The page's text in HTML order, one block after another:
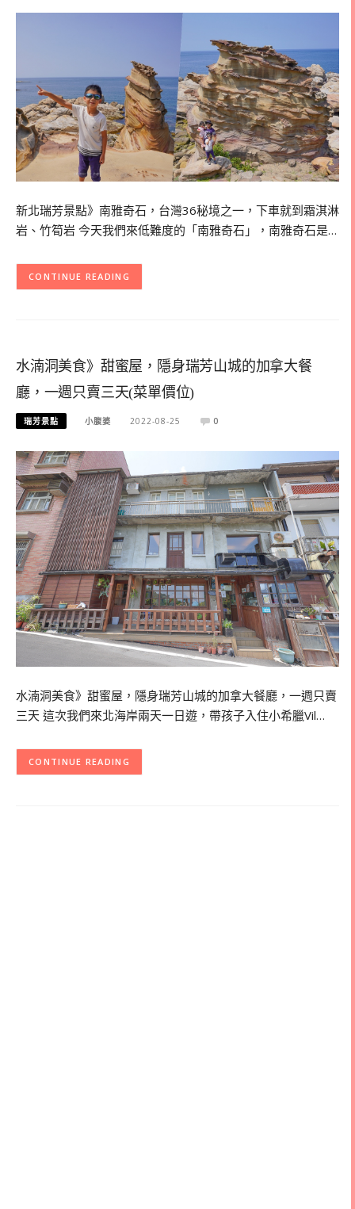
新北瑞芳景點》南雅奇石，台灣36秘境之一，下車就到霜淇淋
岩、竹筍岩 今天我們來低難度的「南雅奇石」，南雅奇石是…
CONTINUE READING
水湳洞美食》甜蜜屋，隱身瑞芳山城的加拿大餐
廳，一週只賣三天(菜單價位)
瑞芳景點 小腹婆 2022-08-25 0
水湳洞美食》甜蜜屋，隱身瑞芳山城的加拿大餐廳，一週只賣
三天 這次我們來北海岸兩天一日遊，帶孩子入住小希臘Vil…
CONTINUE READING